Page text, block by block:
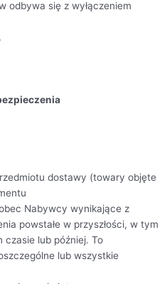
odbywa się z wyłączeniem
dostawy (towary objęte
Nabywcy wynikające z
powstałe w przyszłości, w tym
lub później. To
lub wszystkie